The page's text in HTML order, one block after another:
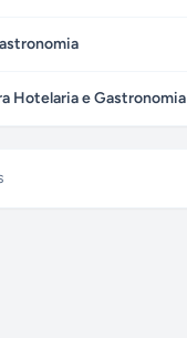
Hotelaria e Gastronomia